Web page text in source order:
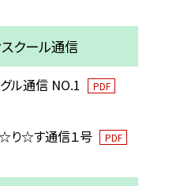
スクール通信
ル通信 NO.1 PDF
り☆す通信１号 PDF